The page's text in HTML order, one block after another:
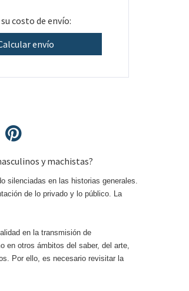
costo de envío:
envío
y machistas?
silenciadas en las historias generales.
de lo privado y lo público. La
en la transmisión de
otros ámbitos del saber, del arte,
Por ello, es necesario revisitar la